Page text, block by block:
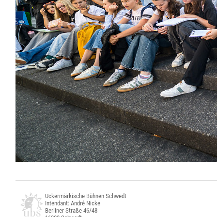
Uckermärkische Bühnen Schwedt
Intendant: André Nicke
Berliner Straße 46/48